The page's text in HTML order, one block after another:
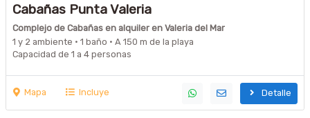
Cabañas Punta Valeria
Complejo de Cabañas en alquiler en Valeria del Mar
1 y 2 ambiente · 1 baño · A 150 m de la playa
Capacidad de 1 a 4 personas
Mapa Incluye Detalle